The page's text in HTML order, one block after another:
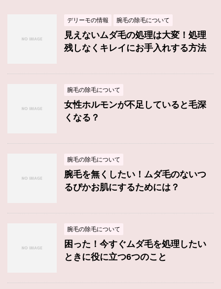
デリーモの情報 腕毛の除毛について
見えないムダ毛の処理は大変！処理
残しなくキレイにお手入れする方法
腕毛の除毛について
女性ホルモンが不足していると毛深
くなる？
腕毛の除毛について
腕毛を無くしたい！ムダ毛のないつ
るぴかお肌にするためには？
腕毛の除毛について
困った！今すぐムダ毛を処理したい
ときに役に立つ6つのこと